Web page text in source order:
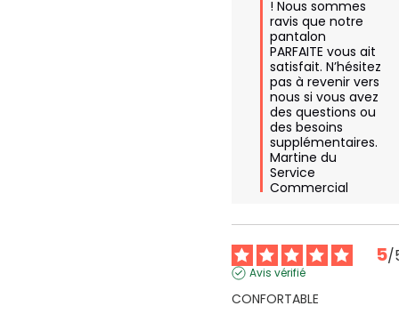
! Nous sommes
ravis que notre
pantalon
PARFAITE vous ait
satisfait. N’hésitez
pas à revenir vers
nous si vous avez
des questions ou
des besoins
supplémentaires.
Martine du
Service
Commercial
5/
Avis vérifié
CONFORTABLE